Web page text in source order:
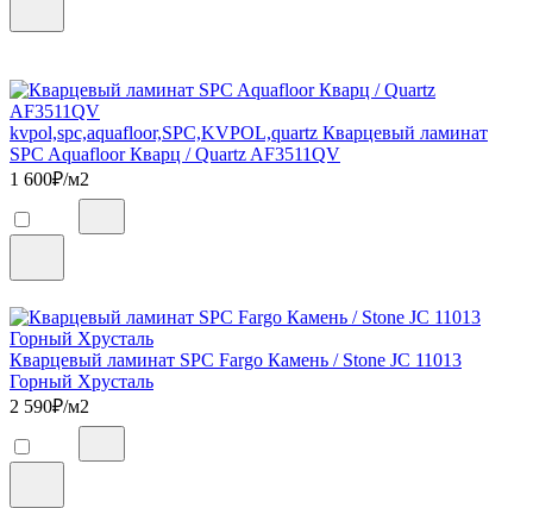
kvpol,spc,aquafloor,SPC,KVPOL,quartz Кварцевый ламинат
SPC Aquafloor Кварц / Quartz AF3511QV
1 600₽/м2
Кварцевый ламинат SPC Fargo Камень / Stone JC 11013
Горный Хрусталь
2 590₽/м2